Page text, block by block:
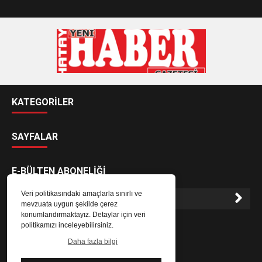
Veri politikasındaki amaçlarla sınırlı ve
mevzuata uygun şekilde çerez
konumlandırmaktayız. Detaylar için veri
politikamızı inceleyebilirsiniz.
Daha fazla bilgi
KATEGORİLER
SAYFALAR
E-BÜLTEN ABONELİĞİ
E-Bülten aboneliği ile haberlere daha hızlı erişin.